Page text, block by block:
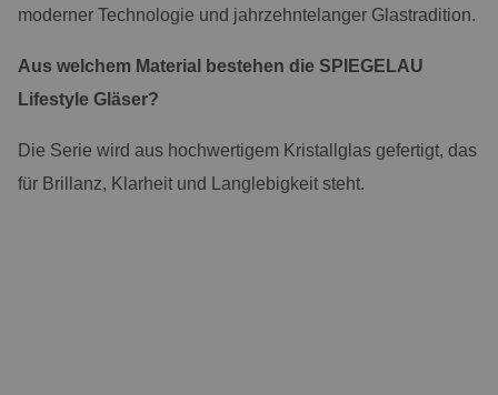
moderner Technologie und jahrzehntelanger Glastradition.
Aus welchem Material bestehen die SPIEGELAU
Lifestyle Gläser?
Die Serie wird aus hochwertigem Kristallglas gefertigt, das
für Brillanz, Klarheit und Langlebigkeit steht.